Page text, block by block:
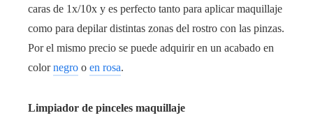
caras de 1x/10x y es perfecto tanto para aplicar maquillaje
como para depilar distintas zonas del rostro con las pinzas.
Por el mismo precio se puede adquirir en un acabado en
colornegro o en rosa.
Limpiador de pinceles maquillaje